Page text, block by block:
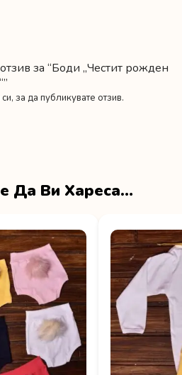
за “Боди „Честит рожден
, за да публикувате отзив.
Да Ви Хареса…